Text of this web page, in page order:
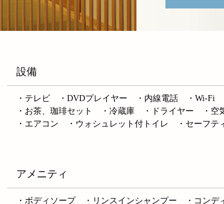
設備
・テレビ ・DVDプレイヤー ・内線電話 ・Wi-Fi
・お茶、珈琲セット ・冷蔵庫 ・ドライヤー ・空
・エアコン ・ウォシュレット付トイレ ・セーフテ
アメニティ
・ボディソープ ・リンスインシャンプー ・コンデ